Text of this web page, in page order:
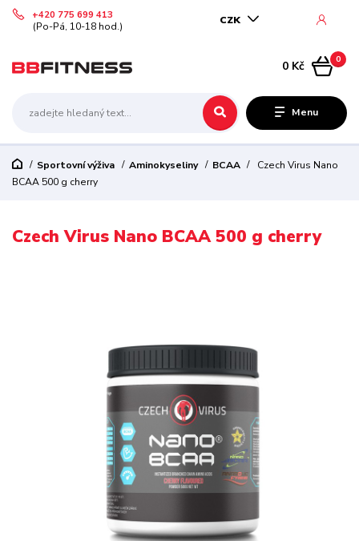
Menu
CZK
+420 775 699 413
(Po-Pá, 10-18 hod.)
0
0 Kč
Sportovní výživa Aminokyseliny BCAA
Czech Virus Nano
BCAA 500 g cherry
Czech Virus Nano BCAA 500 g cherry